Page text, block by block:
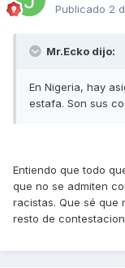
Publicado 2
Mr.Ecko dijo:
En Nigeria, hay
estafa. Son sus
Entiendo que todo
que no se admiten
racistas. Que sé que
resto de